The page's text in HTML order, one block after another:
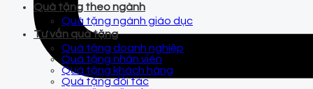
Quà tặng theo ngành
Quà tặng ngành giáo dục
Tư vấn quà tặng
Quà tặng doanh nghiệp
Quà tặng nhân viên
Quà tặng khách hàng
Quà tặng đối tác